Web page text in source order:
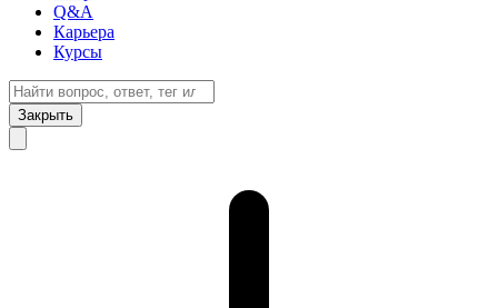
Q&A
Карьера
Курсы
Закрыть